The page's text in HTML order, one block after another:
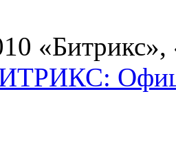
«Битрикс»,